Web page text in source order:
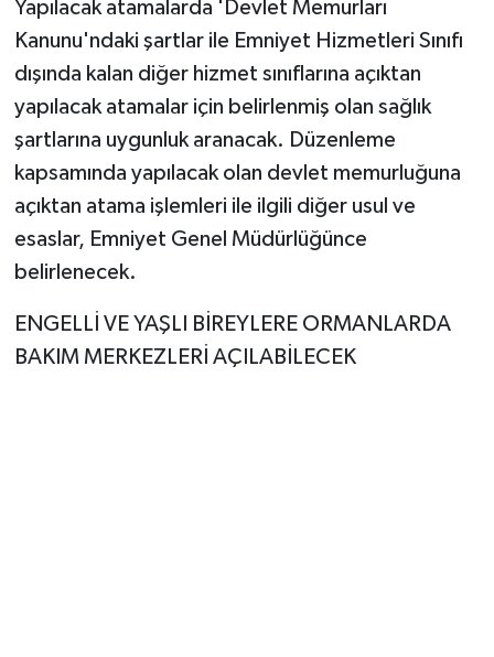
Yapılacak atamalarda 'Devlet Memurları
Kanunu'ndaki şartlar ile Emniyet Hizmetleri Sınıfı
dışında kalan diğer hizmet sınıflarına açıktan
yapılacak atamalar için belirlenmiş olan sağlık
şartlarına uygunluk aranacak. Düzenleme
kapsamında yapılacak olan devlet memurluğuna
açıktan atama işlemleri ile ilgili diğer usul ve
esaslar, Emniyet Genel Müdürlüğünce
belirlenecek.
ENGELLİ VE YAŞLI BİREYLERE ORMANLARDA
BAKIM MERKEZLERİ AÇILABİLECEK